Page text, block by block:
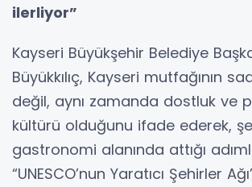
ilerliyor”
Kayseri Büyükşehir Belediye
Büyükkılıç, Kayseri mutfağının
değil, aynı zamanda dostluk ve
kültürü olduğunu ifade ederek,
gastronomi alanında attığı
“UNESCO’nun Yaratıcı Şehirler